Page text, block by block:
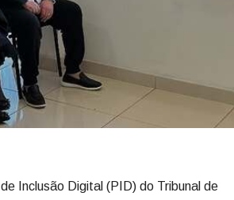
Inclusão Digital (PID) do Tribunal de